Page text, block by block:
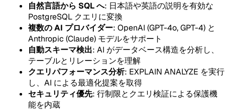
自然言語から SQL へ: 日本語や英語の説明を有効な
PostgreSQL クエリに変換
複数の AI プロバイダー: OpenAI (GPT-4o, GPT-4) と
Anthropic (Claude) モデルをサポート
自動スキーマ検出: AI がデータベース構造を分析し、
テーブルとリレーションを理解
クエリパフォーマンス分析: EXPLAIN ANALYZE を実行
し、AI による最適化提案を取得
セキュリティ優先: 行制限とクエリ検証による保護機
能を内蔵